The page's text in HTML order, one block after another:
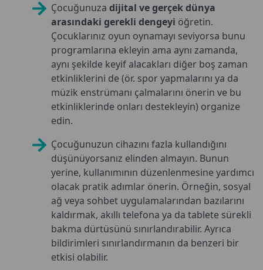
Çocuğunuza dijital ve gerçek dünya
arasındaki gerekli dengeyi öğretin.
Çocuklarınız oyun oynamayı seviyorsa bunu
programlarına ekleyin ama aynı zamanda,
aynı şekilde keyif alacakları diğer boş zaman
etkinliklerini de (ör. spor yapmalarını ya da
müzik enstrümanı çalmalarını önerin ve bu
etkinliklerinde onları destekleyin) organize
edin.
Çocuğunuzun cihazını fazla kullandığını
düşünüyorsanız elinden almayın. Bunun
yerine, kullanımının düzenlenmesine yardımcı
olacak pratik adımlar önerin. Örneğin, sosyal
ağ veya sohbet uygulamalarından bazılarını
kaldırmak, akıllı telefona ya da tablete sürekli
bakma dürtüsünü sınırlandırabilir. Ayrıca
bildirimleri sınırlandırmanın da benzeri bir
etkisi olabilir.